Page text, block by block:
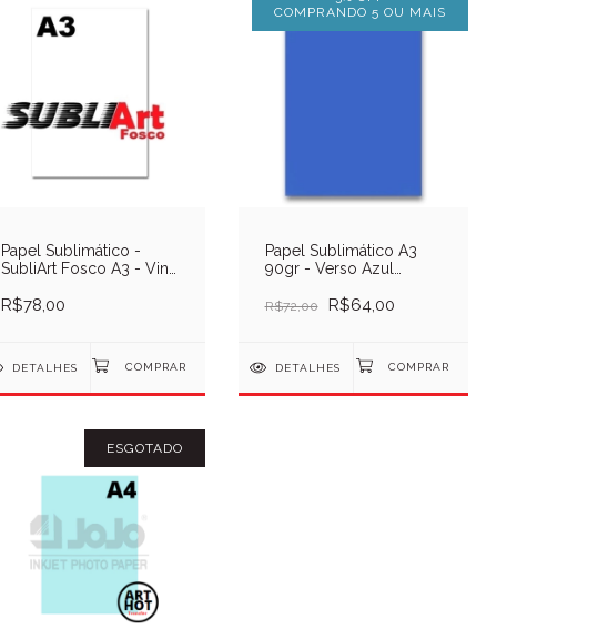
Papel Sublimático -
SubliArt Fosco A3 - Vinil
Pcte
R$78,00
DETALHES
COMPRANDO 5 OU MAIS
Papel Sublimático A3
90gr - Verso Azul
R$72,00 R$64,00
DETALHES
ESGOTADO